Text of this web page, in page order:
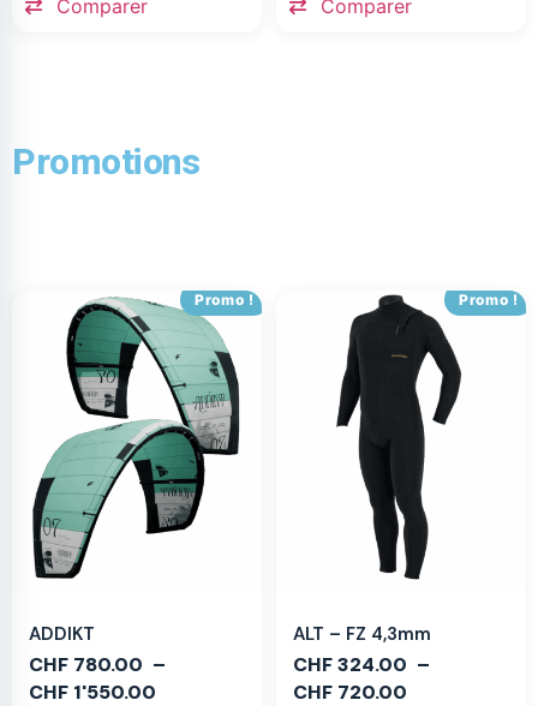
Comparer Comparer
Promotions
Promo !
ADDIKT
CHF 780.00 –
CHF 1'550.00
Promo !
ALT – FZ 4,3mm
CHF324.00 –
CHF 720.00